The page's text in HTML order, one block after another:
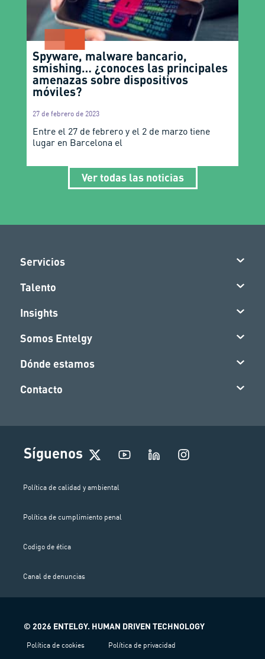
Spyware, malware bancario,
smishing… ¿conoces las principales
amenazas sobre dispositivos
móviles?
27 de febrero de 2023
Entre el 27 de febrero y el 2 de marzo tiene
lugar en Barcelona el
Ver todas las noticias
Servicios
Talento
Insights
Somos Entelgy
Dónde estamos
Contacto
Síguenos
I
n
Política de calidad y ambiental
Política de cumplimiento penal
Codigo de ética
Canal de denuncias
© 2026 ENTELGY. HUMAN DRIVEN TECHNOLOGY
Política de cookies Política de privacidad